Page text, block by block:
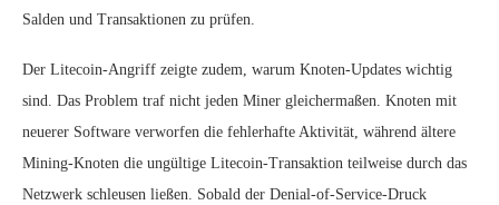
Salden und Transaktionen zu prüfen.
Der Litecoin‑Angriff zeigte zudem, warum Knoten‑Updates wichtig
sind. Das Problem traf nicht jeden Miner gleichermaßen. Knoten mit
neuerer Software verworfen die fehlerhafte Aktivität, während ältere
Mining‑Knoten die ungültige Litecoin‑Transaktion teilweise durch das
Netzwerk schleusen ließen. Sobald der Denial‑of‑Service‑Druck